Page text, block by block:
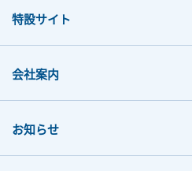
特設サイト
会社案内
お知らせ